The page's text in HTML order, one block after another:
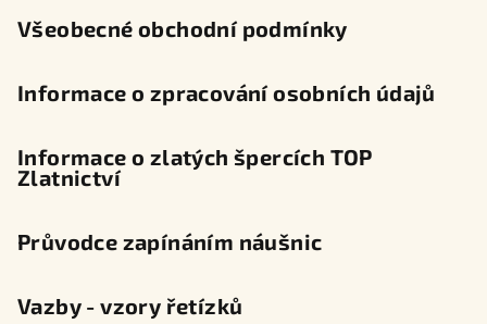
Všeobecné obchodní podmínky
Informace o zpracování osobních údajů
Informace o zlatých špercích TOP
Zlatnictví
Průvodce zapínáním náušnic
Vazby - vzory řetízků